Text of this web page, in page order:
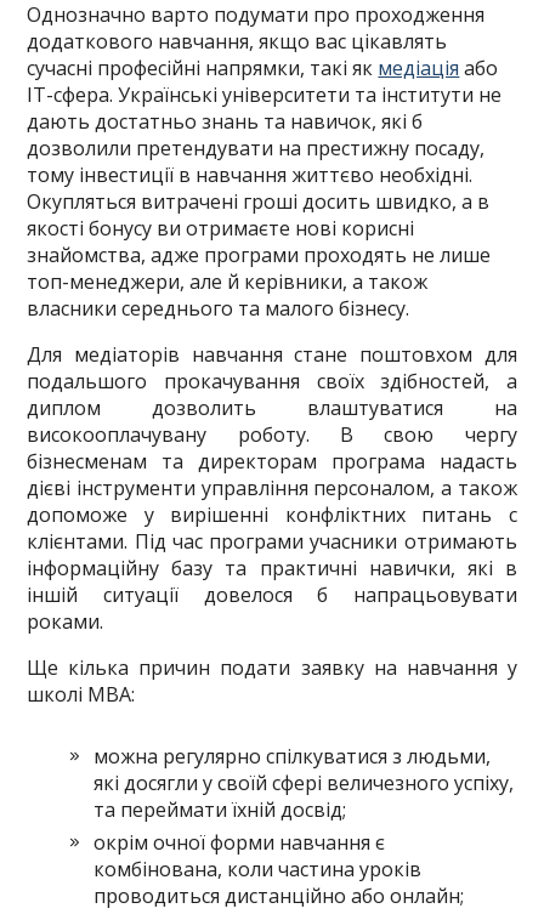
Однозначно варто подумати про проходження
додаткового навчання, якщо вас цікавлять
сучасні професійні напрямки, такі як медіація або
ІТ-сфера. Українські університети та інститути не
дають достатньо знань та навичок, які б
дозволили претендувати на престижну посаду,
тому інвестиції в навчання життєво необхідні.
Окупляться витрачені гроші досить швидко, а в
якості бонусу ви отримаєте нові корисні
знайомства, адже програми проходять не лише
топ-менеджери, але й керівники, а також
власники середнього та малого бізнесу.
Для медіаторів навчання стане поштовхом для
подальшого прокачування своїх здібностей, а
диплом дозволить влаштуватися на
високооплачувану роботу. В свою чергу
бізнесменам та директорам програма надасть
дієві інструменти управління персоналом, а також
допоможе у вирішенні конфліктних питань с
клієнтами. Під час програми учасники отримають
інформаційну базу та практичні навички, які в
іншій ситуації довелося б напрацьовувати
роками.
Ще кілька причин подати заявку на навчання у
школі МВА:
можна регулярно спілкуватися з людьми,
які досягли у своїй сфері величезного успіху,
та переймати їхній досвід;
окрім очної форми навчання є
комбінована, коли частина уроків
проводиться дистанційно або онлайн;